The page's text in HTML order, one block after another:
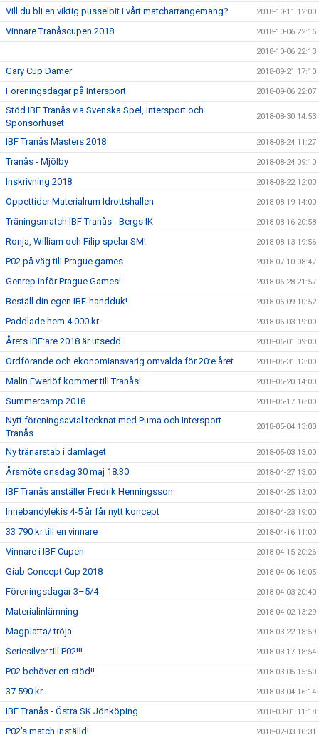
Vill du bli en viktig pusselbit i vårt matcharrangemang? 2018-10-11 12:00
Vinnare Tranåscupen 2018 2018-10-06 22:16
2018-10-06 22:13
Gary Cup Damer 2018-09-21 17:10
Föreningsdagar på Intersport 2018-09-06 22:07
Stöd IBF Tranås via Svenska Spel, Intersport och
Sponsorhuset
2018-08-30 14:53
IBF Tranås Masters 2018 2018-08-24 11:27
Tranås - Mjölby 2018-08-24 09:10
Inskrivning 2018 2018-08-22 12:00
Öppettider Materialrum Idrottshallen 2018-08-19 14:00
Träningsmatch IBF Tranås - Bergs IK 2018-08-16 20:58
Ronja, William och Filip spelar SM! 2018-08-13 19:56
P02 på väg till Prague games 2018-07-10 08:47
Genrep inför Prague Games! 2018-06-28 21:57
Beställ din egen IBF-handduk! 2018-06-09 10:52
Paddlade hem 4 000 kr 2018-06-03 19:00
Årets IBF:are 2018 är utsedd 2018-06-01 09:00
Ordförande och ekonomiansvarig omvalda för 20:e året 2018-05-31 13:00
Malin Ewerlöf kommer till Tranås! 2018-05-20 14:00
Summercamp 2018 2018-05-17 16:00
Nytt föreningsavtal tecknat med Puma och Intersport
Tranås
2018-05-04 13:00
Ny tränarstab i damlaget 2018-05-03 13:00
Årsmöte onsdag 30 maj 18.30 2018-04-27 13:00
IBF Tranås anställer Fredrik Henningsson 2018-04-25 13:00
Innebandylekis 4-5 år får nytt koncept 2018-04-23 19:00
33 790 kr till en vinnare 2018-04-16 11:00
Vinnare i IBF Cupen 2018-04-15 20:26
Giab Concept Cup 2018 2018-04-06 16:05
Föreningsdagar 3–5/4 2018-04-03 20:40
Materialinlämning 2018-04-02 13:29
Magplatta/ tröja 2018-03-22 18:59
Seriesilver till P02!!! 2018-03-17 18:54
P02 behöver ert stöd!! 2018-03-05 15:50
37 590 kr 2018-03-04 16:14
IBF Tranås - Östra SK Jönköping 2018-03-01 11:18
P02’s match inställd! 2018-02-03 10:31